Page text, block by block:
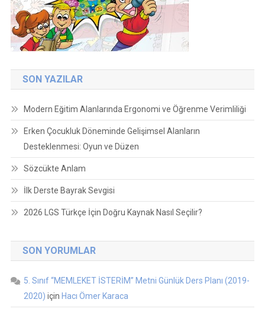
SON YAZILAR
Modern Eğitim Alanlarında Ergonomi ve Öğrenme Verimliliği
Erken Çocukluk Döneminde Gelişimsel Alanların
Desteklenmesi: Oyun ve Düzen
Sözcükte Anlam
İlk Derste Bayrak Sevgisi
2026 LGS Türkçe İçin Doğru Kaynak Nasıl Seçilir?
SON YORUMLAR
5. Sınıf “MEMLEKET İSTERİM” Metni Günlük Ders Planı (2019-
2020) için Hacı Ömer Karaca